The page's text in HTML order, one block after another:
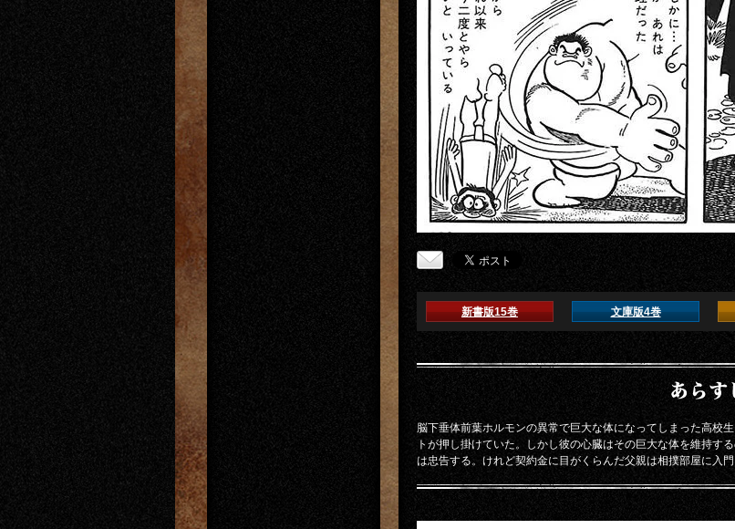
新書版15巻 文庫版4巻
あらすじ
脳下垂体前葉ホルモンの異常で巨大な体になってしまった高校
トが押し掛けていた。しかし彼の心臓はその巨大な体を維持す
は忠告する。けれど契約金に目がくらんだ父親は相撲部屋に入門